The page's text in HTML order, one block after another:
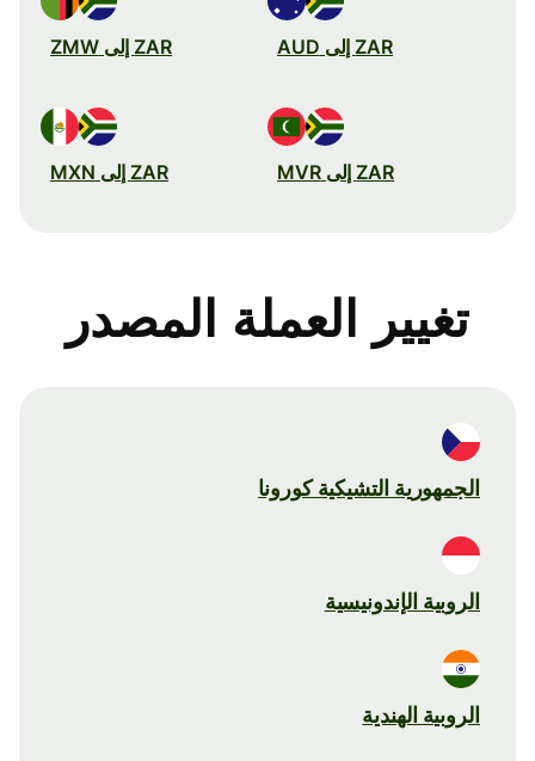
ZAR إلى AUD ZAR إلى ZMW
ZAR إلى MVR ZAR إلى MXN
تغيير العملة المصدر
الجمهورية التشيكية كورونا
الروبية الإندونيسية
الروبية الهندية